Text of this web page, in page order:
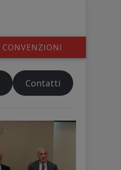
CONVENZIONI
Contatti